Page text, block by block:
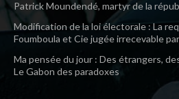
Patrick Moundendé, martyr de la
Modification de la loi électorale : La
Foumboula et Cie jugée irrecevable
Ma pensée du jour : Des étrangers,
Le Gabon des paradoxes